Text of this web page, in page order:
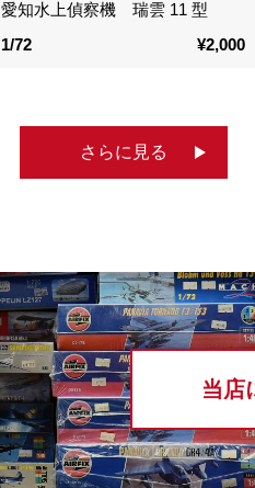
愛知水上偵察機 瑞雲 11 型
1/72
¥2,000
さらに見る
当店